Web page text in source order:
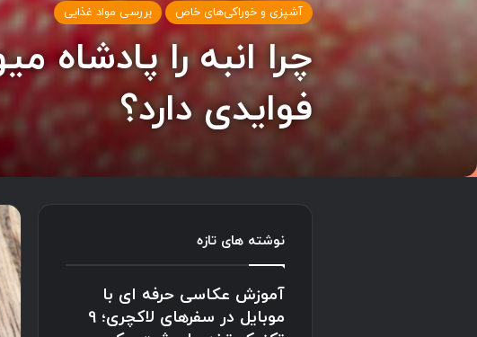
آشپزی و خوراکی‌های خاص بررسی مواد غذایی
چرا انبه را
فوایدی دارد؟
نوشته های تازه
آموزش عکاسی حرفه ای با
موبایل در سفرهای لاکچری؛ 9